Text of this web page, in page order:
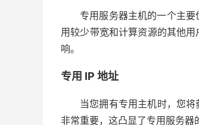
专用服务器主机的一个主
用较少带宽和计算资源的其他
响。
专用 IP 地址
当您拥有专用主机时，您
非常重要，这凸显了专用服务器